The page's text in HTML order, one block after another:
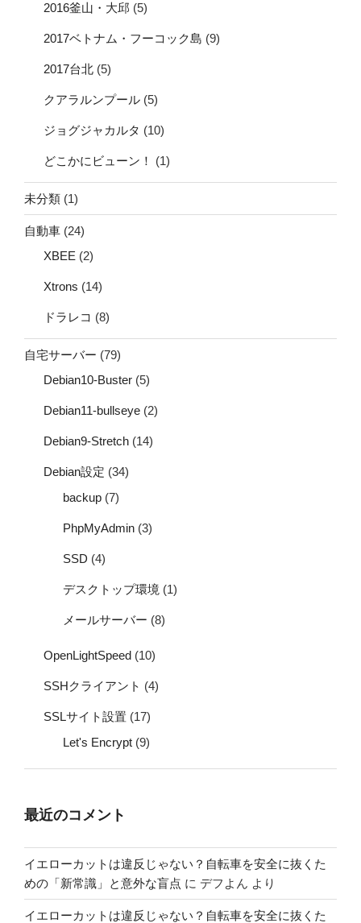
2016釜山・大邱 (5)
2017ベトナム・フーコック島 (9)
2017台北 (5)
クアラルンプール (5)
ジョグジャカルタ (10)
どこかにビューン！ (1)
未分類 (1)
自動車 (24)
XBEE (2)
Xtrons (14)
ドラレコ (8)
自宅サーバー (79)
Debian10-Buster (5)
Debian11-bullseye (2)
Debian9-Stretch (14)
Debian設定 (34)
backup (7)
PhpMyAdmin (3)
SSD (4)
デスクトップ環境 (1)
メールサーバー (8)
OpenLightSpeed (10)
SSHクライアント (4)
SSLサイト設置 (17)
Let's Encrypt (9)
最近のコメント
イエローカットは違反じゃない？自転車を安全に抜くた
めの「新常識」と意外な盲点 に デフよん より
イエローカットは違反じゃない？自転車を安全に抜くた